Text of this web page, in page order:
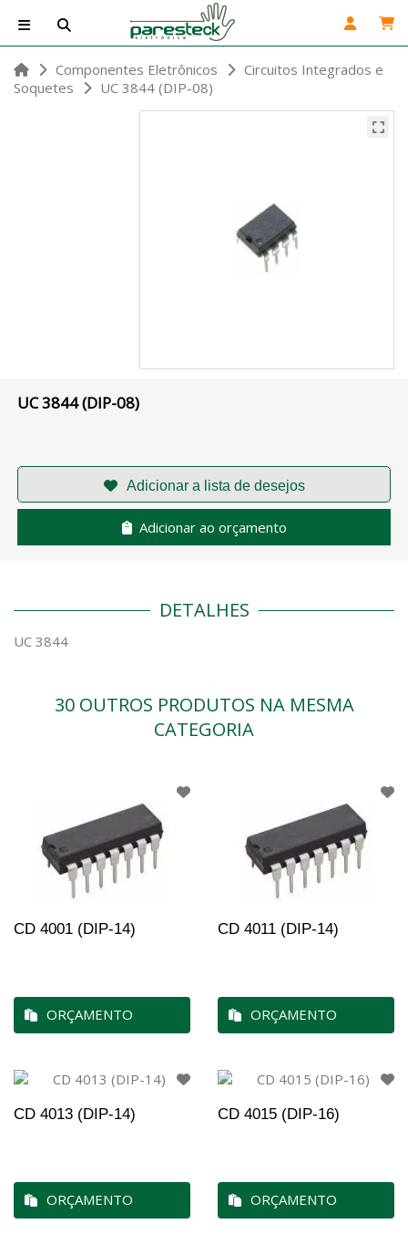
Componentes Eletrônicos
Circuitos Integrados e
Soquetes
UC 3844 (DIP-08)
UC 3844 (DIP-08)
Adicionar ao orçamento
DETALHES
UC 3844
30 OUTROS PRODUTOS NA MESMA
CATEGORIA
CD 4001 (DIP-14)
ORÇAMENTO
CD 4011 (DIP-14)
ORÇAMENTO
CD 4013 (DIP-14)
ORÇAMENTO
CD 4015 (DIP-16)
ORÇAMENTO